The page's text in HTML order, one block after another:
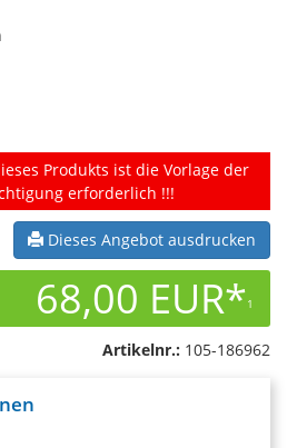
Produkts ist die Vorlage der
erforderlich !!!
Dieses Angebot ausdrucken
68,00 EUR*1
Artikelnr.: 105-186962